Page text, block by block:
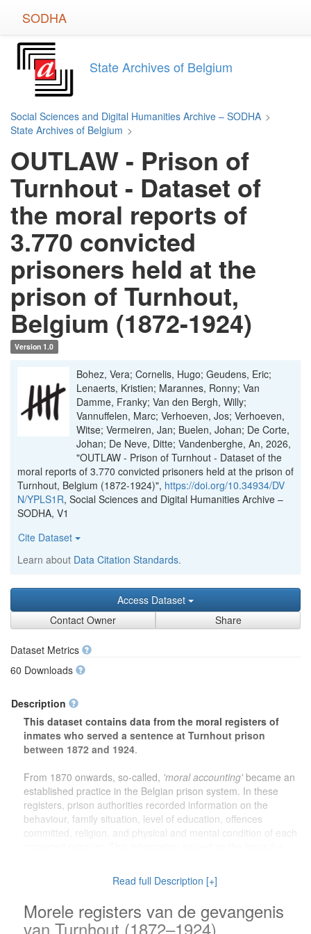
content
SODHA
State Archives of Belgium
Social Sciences and Digital Humanities Archive – SODHA >
State Archives of Belgium >
OUTLAW - Prison of
Turnhout - Dataset of
the moral reports of
3.770 convicted
prisoners held at the
prison of Turnhout,
Belgium (1872-1924)
Version 1.0
Bohez, Vera; Cornelis, Hugo; Geudens, Eric;
Lenaerts, Kristien; Marannes, Ronny; Van
Damme, Franky; Van den Bergh, Willy;
Vannuffelen, Marc; Verhoeven, Jos; Verhoeven,
Witse; Vermeiren, Jan; Buelen, Johan; De Corte,
Johan; De Neve, Ditte; Vandenberghe, An, 2026,
"OUTLAW - Prison of Turnhout - Dataset of the
moral reports of 3.770 convicted prisoners held at the prison of
Turnhout, Belgium (1872-1924)", https://doi.org/10.34934/DV
N/YPLS1R, Social Sciences and Digital Humanities Archive –
SODHA, V1
Cite Dataset
Learn about Data Citation Standards.
Access Dataset
Contact Owner
Share
Dataset Metrics
60 Downloads
Description
This dataset contains data from the moral registers of
inmates who served a sentence at Turnhout prison
between 1872 and 1924.
From 1870 onwards, so-called, 'moral accounting'became an
established practice in the Belgian prison system. In these
registers, prison authorities recorded information on the
behaviour, family situation, level of education, offences
committed, religion, and physical and mental condition of each
The dataset offers valuable information for a wide range of
research purposes. For
genealogical research
members can learn more about ancestors who served a prison
sentence. For local history, the dataset provides a unique
Read full Description [+]
Morele registers van de gevangenis
van Turnhout (1872–1924)